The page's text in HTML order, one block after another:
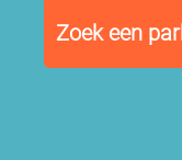
Zoek een